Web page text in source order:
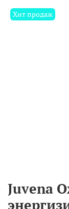
Хит продаж
Juvena